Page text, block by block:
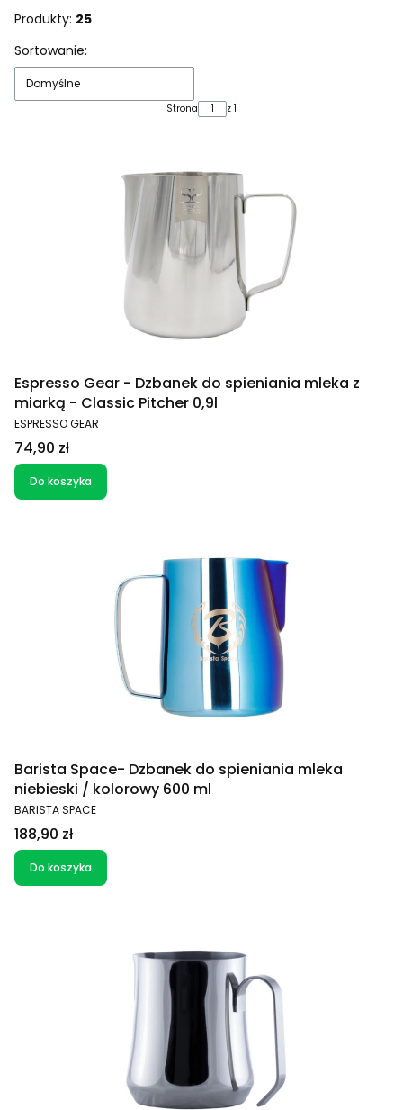
Produkty: 25
Lista produktów
Sortowanie:
Domyślne
Strona z 1
Espresso Gear - Dzbanek do spieniania mleka z
miarką - Classic Pitcher 0,9l
PRODUCENT
ESPRESSO GEAR
Cena
74,90 zł
Do koszyka
Barista Space- Dzbanek do spieniania mleka
niebieski / kolorowy 600 ml
PRODUCENT
BARISTA SPACE
Cena
188,90 zł
Do koszyka